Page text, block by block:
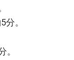
。
。